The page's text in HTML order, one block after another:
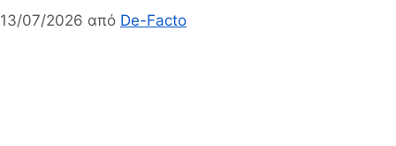
13/07/2026 από De-Facto